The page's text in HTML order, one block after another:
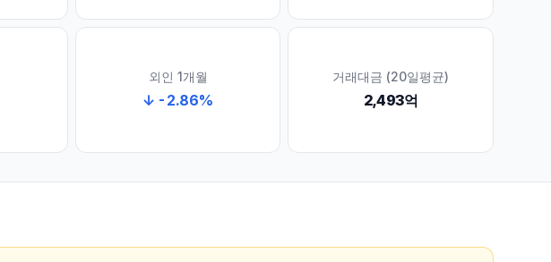
외인 1개월
↓ -2.86%
거래대금 (20일평균)
2,493억